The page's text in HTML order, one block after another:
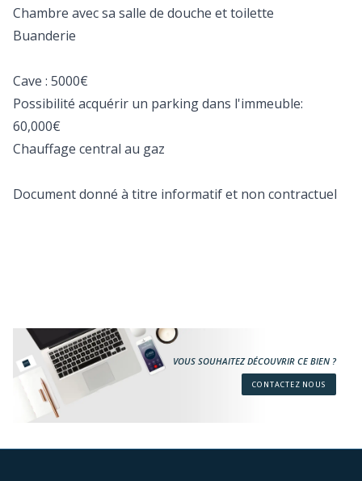
Chambre avec sa salle de douche et toilette
Buanderie
Cave : 5000€
Possibilité acquérir un parking dans l'immeuble:
60,000€
Chauffage central au gaz
Document donné à titre informatif et non contractuel
VOUS SOUHAITEZ DÉCOUVRIR CE BIEN ?
CONTACTEZ NOUS